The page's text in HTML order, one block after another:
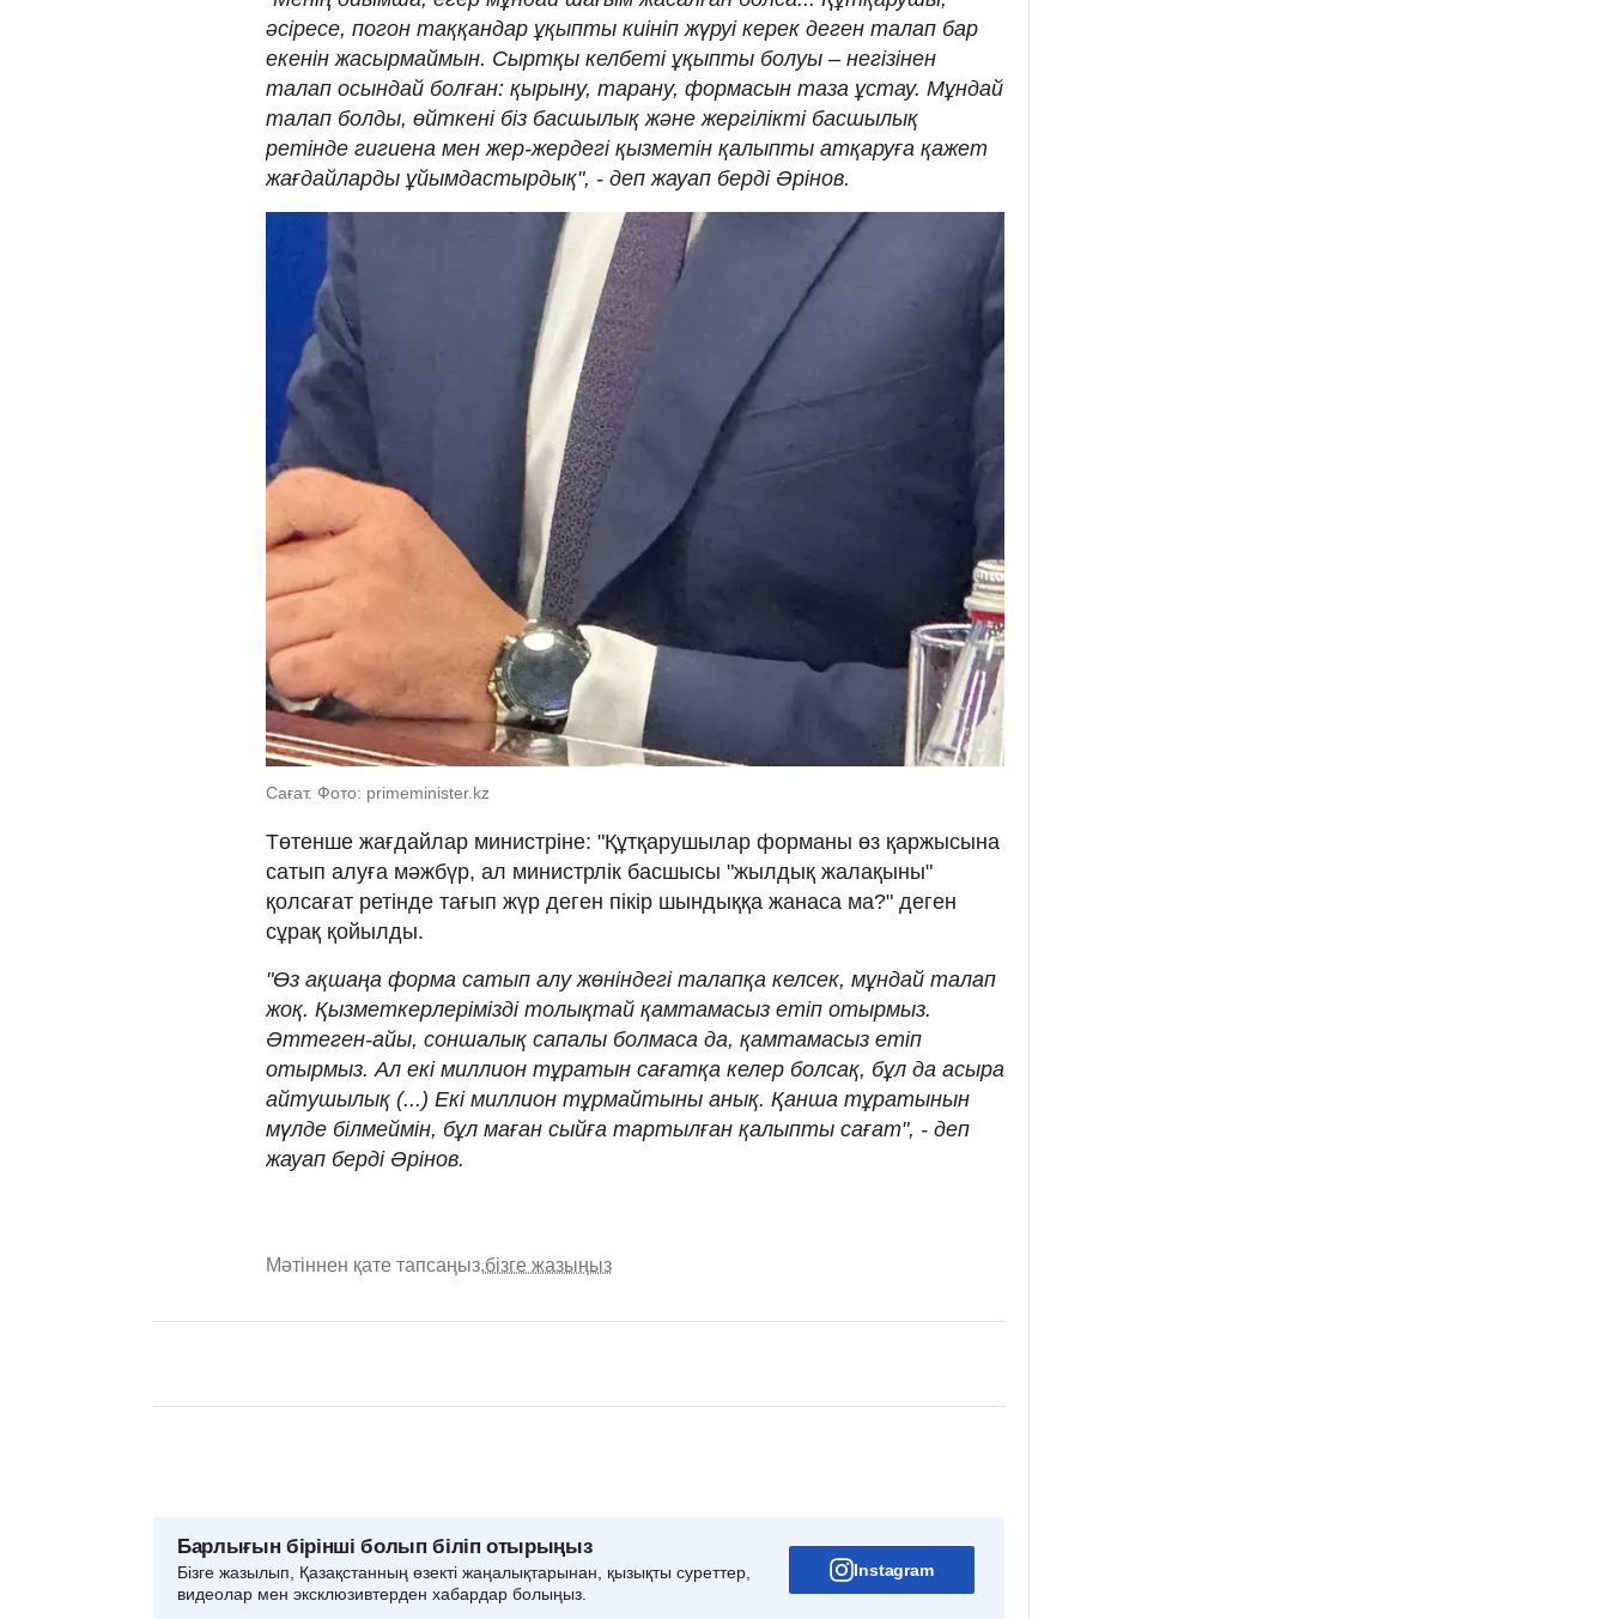
әсіресе, погон таққандар ұқыпты киініп жүруі керек деген талап бар
екенін жасырмаймын. Сыртқы келбеті ұқыпты болуы – негізінен
талап осындай болған: қырыну, тарану, формасын таза ұстау. Мұндай
талап болды, өйткені біз басшылық және жергілікті басшылық
ретінде гигиена мен жер-жердегі қызметін қалыпты атқаруға қажет
жағдайларды ұйымдастырдық", - деп жауап берді Әрінов.
Сағат. Фото: primeminister.kz
Төтенше жағдайлар министріне: "Құтқарушылар форманы өз қаржысына
сатып алуға мәжбүр, ал министрлік басшысы "жылдық жалақыны"
қолсағат ретінде тағып жүр деген пікір шындыққа жанаса ма?" деген
сұрақ қойылды.
"Өз ақшаңа форма сатып алу жөніндегі талапқа келсек, мұндай талап
жоқ. Қызметкерлерімізді толықтай қамтамасыз етіп отырмыз.
Әттеген-айы, соншалық сапалы болмаса да, қамтамасыз етіп
отырмыз. Ал екі миллион тұратын сағатқа келер болсақ, бұл да асыра
айтушылық (...) Екі миллион тұрмайтыны анық. Қанша тұратынын
мүлде білмеймін, бұл маған сыйға тартылған қалыпты сағат", - деп
жауап берді Әрінов.
Мәтіннен қате тапсаңыз,бізге жазыңыз
Барлығын бірінші болып біліп отырыңыз
Бізге жазылып, Қазақстанның өзекті жаңалықтарынан, қызықты суреттер,
видеолар мен эксклюзивтерден хабардар болыңыз.
Instagram